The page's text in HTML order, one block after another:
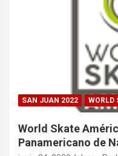
SAN JUAN 2022 WORLD
World Skate
Panamericano de